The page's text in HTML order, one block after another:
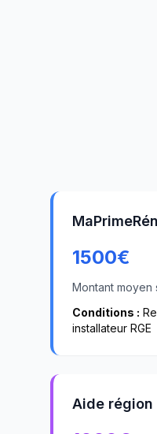
1500€
Montant moyen
Conditions :
installateur RGE
Aide